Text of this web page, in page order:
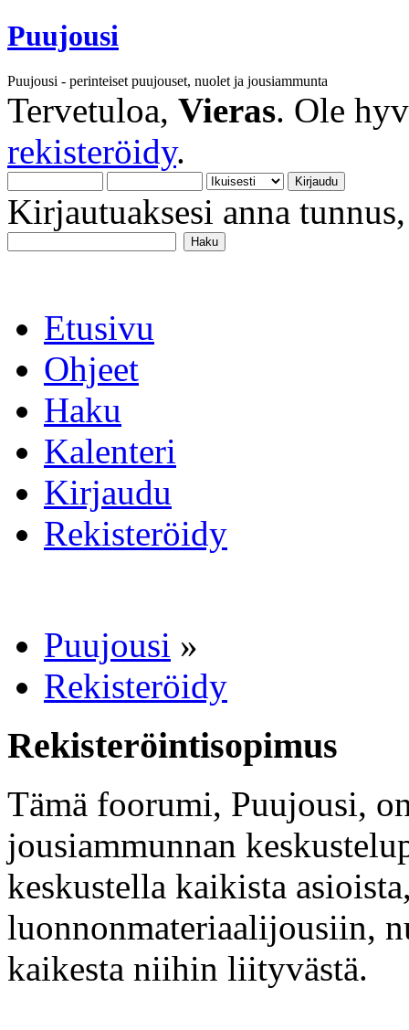
Puujousi
Puujousi - perinteiset puujouset, nuolet ja jousiammunta
Tervetuloa, Vieras. Ole
rekisteröidy.
Kirjautuaksesi anna
Etusivu
Ohjeet
Haku
Kalenteri
Kirjaudu
Rekisteröidy
Puujousi »
Rekisteröidy
Rekisteröintisopimus
Tämä foorumi, Puujousi,
jousiammunnan
keskustella kaikista
luonnonmateriaalijousiin,
kaikesta niihin liityvästä.